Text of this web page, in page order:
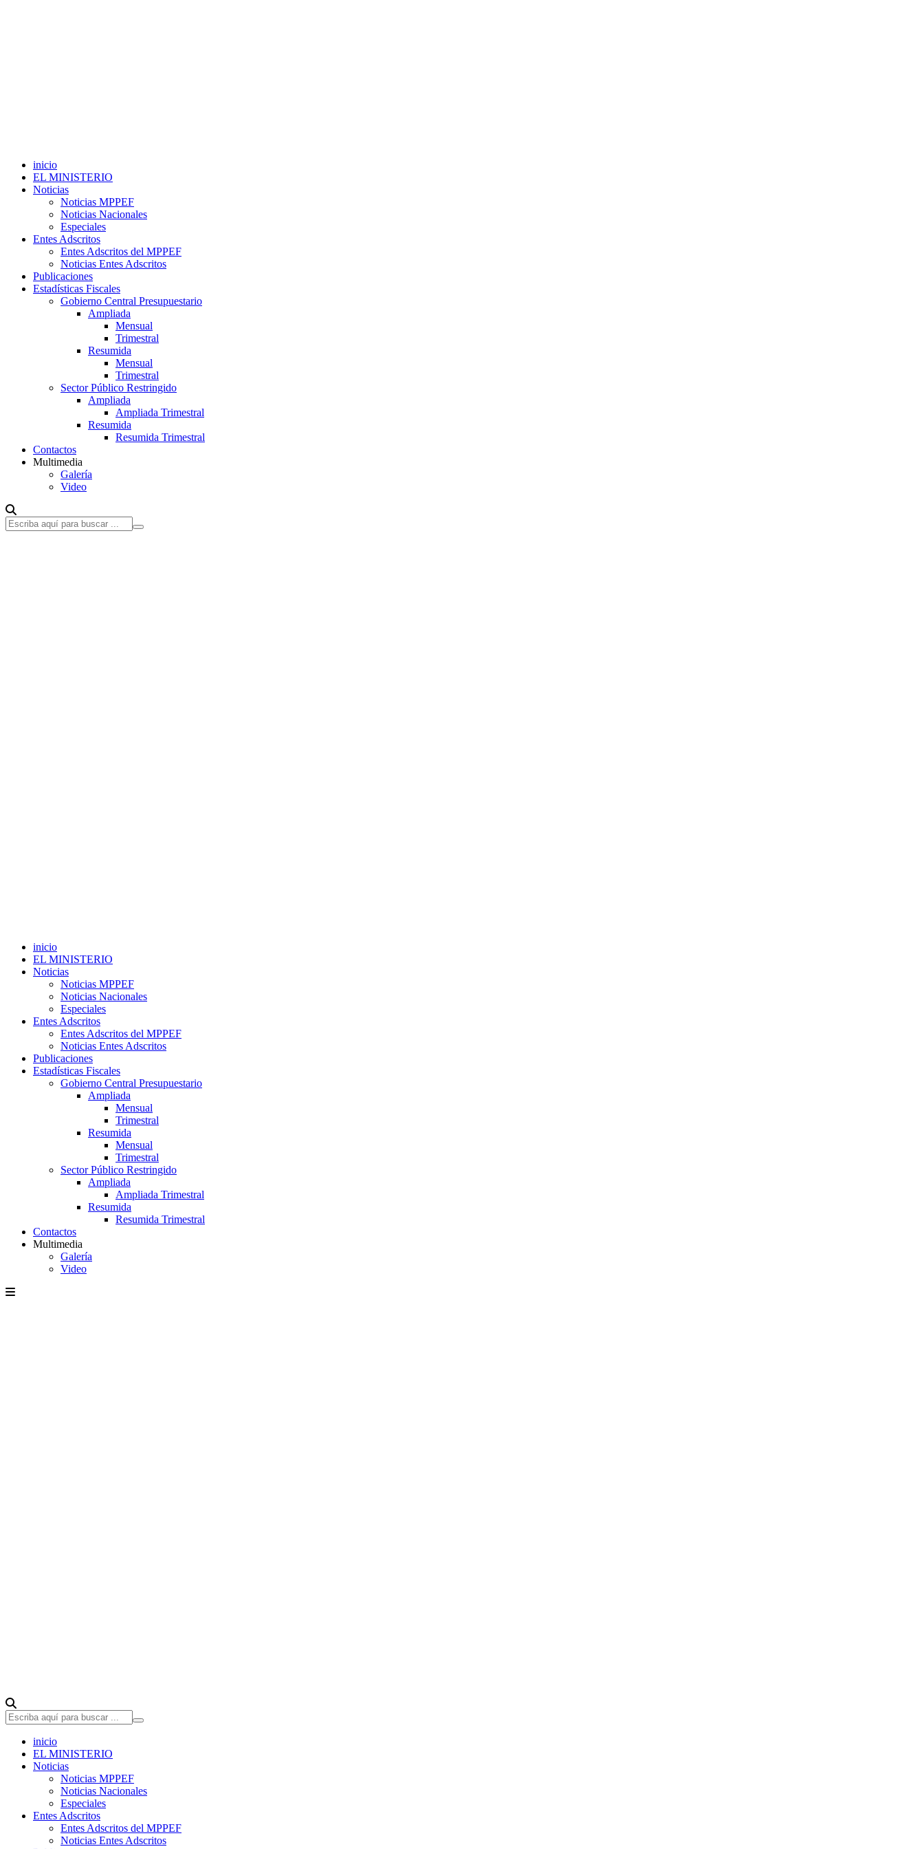
inicio
EL MINISTERIO
Noticias
Noticias MPPEF
Noticias Nacionales
Especiales
Entes Adscritos
Entes Adscritos del MPPEF
Noticias Entes Adscritos
Publicaciones
Estadísticas Fiscales
Gobierno Central Presupuestario
Ampliada
Mensual
Trimestral
Resumida
Mensual
Trimestral
Sector Público Restringido
Ampliada
Ampliada Trimestral
Resumida
Resumida Trimestral
Contactos
Multimedia
Galería
Video
inicio
EL MINISTERIO
Noticias
Noticias MPPEF
Noticias Nacionales
Especiales
Entes Adscritos
Entes Adscritos del MPPEF
Noticias Entes Adscritos
Publicaciones
Estadísticas Fiscales
Gobierno Central Presupuestario
Ampliada
Mensual
Trimestral
Resumida
Mensual
Trimestral
Sector Público Restringido
Ampliada
Ampliada Trimestral
Resumida
Resumida Trimestral
Contactos
Multimedia
Galería
Video
inicio
EL MINISTERIO
Noticias
Noticias MPPEF
Noticias Nacionales
Especiales
Entes Adscritos
Entes Adscritos del MPPEF
Noticias Entes Adscritos